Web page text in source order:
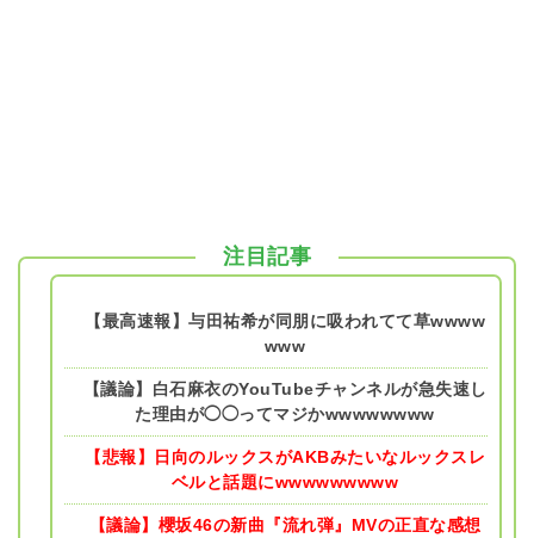
注目記事
【最高速報】与田祐希が同朋に吸われてて草wwww
www
【議論】白石麻衣のYouTubeチャンネルが急失速し
た理由が◯◯ってマジかwwwwwwww
【悲報】日向のルックスがAKBみたいなルックスレ
ベルと話題にwwwwwwwww
【議論】櫻坂46の新曲『流れ弾』MVの正直な感想